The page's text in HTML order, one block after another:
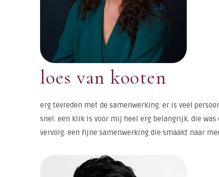
loes van kooten
erg tevreden met de samenwerking. er is veel
snel. een klik is voor mij heel erg belangrijk. die
vervolg. een fijne samenwerking die smaakt naar